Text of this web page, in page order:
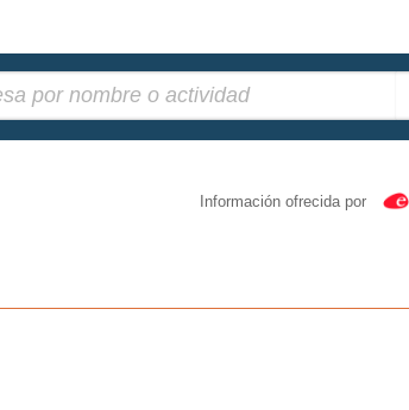
Información ofrecida por